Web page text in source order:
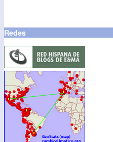
Redes